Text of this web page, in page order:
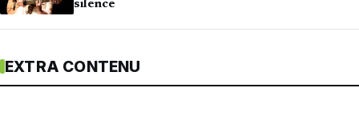
silence
EXTRA CONTENU